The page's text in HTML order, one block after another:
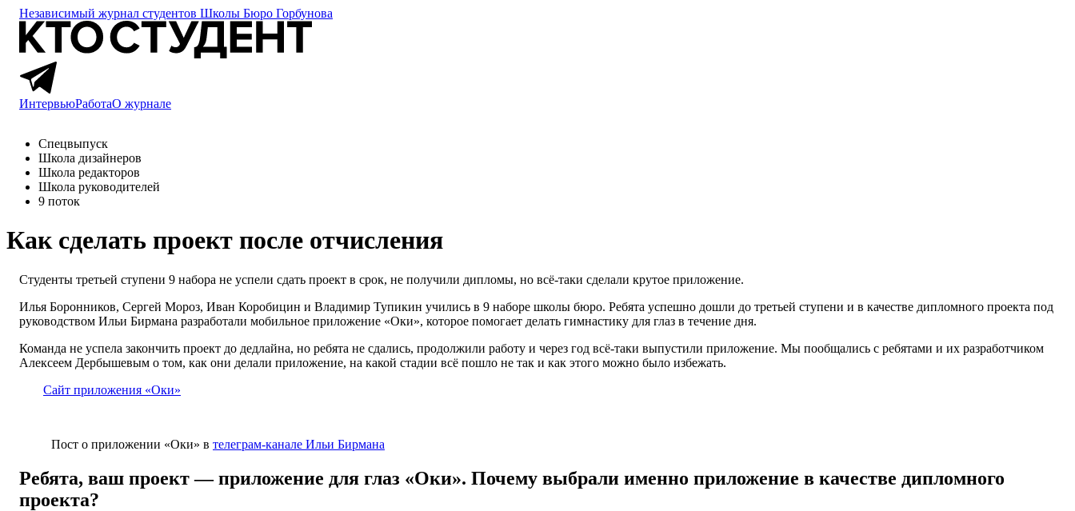
Независимый журнал студентов Школы Бюро Горбунова
ИнтервьюРаботаО журнале
Спецвыпуск
Школа дизайнеров
Школа редакторов
Школа руководителей
9 поток
Как сделать проект после отчисления
Студенты третьей ступени 9 набора не успели сдать проект в срок, не получили дипломы, но всё-таки сделали крутое приложение.
Илья Боронников, Сергей Мороз, Иван Коробицин и Владимир Тупикин учились в 9 наборе школы бюро. Ребята успешно дошли до третьей ступени и в качестве дипломного проекта под
руководством Ильи Бирмана разработали мобильное приложение «Оки», которое помогает делать гимнастику для глаз в течение дня.
Команда не успела закончить проект до дедлайна, но ребята не сдались, продолжили работу и через год всё-таки выпустили приложение. Мы пообщались с ребятами и их разработчиком
Алексеем Дербышевым о том, как они делали приложение, на какой стадии всё пошло не так и как этого можно было избежать.
Сайт приложения «Оки»
Пост о приложении «Оки» в телеграм-канале Ильи Бирмана
Ребята, ваш проект — приложение для глаз «Оки». Почему выбрали именно приложение в качестве дипломного
проекта?